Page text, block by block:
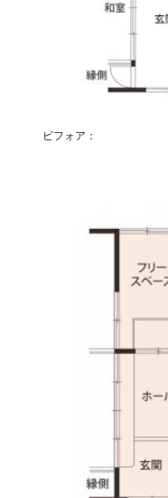
ビフォア：